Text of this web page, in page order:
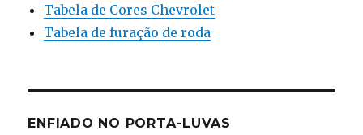
Tabela de Cores Chevrolet
Tabela de furação de roda
ENFIADO NO PORTA-LUVAS